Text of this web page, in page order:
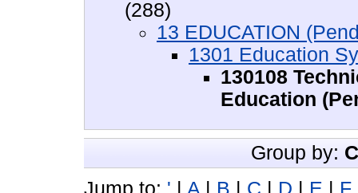
(288)
13 EDUCATION
1301 Education
130108
Education
Group by:
Jump to: ' | A | B | C | D | E | F